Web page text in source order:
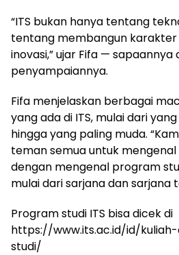
“ITS bukan hanya tentang
tentang membangun
inovasi,” ujar Fifa — sapaannya
penyampaiannya.
Fifa menjelaskan berbagai
yang ada di ITS, mulai dari
hingga yang paling muda.
teman semua untuk mengenal
dengan mengenal program
mulai dari sarjana dan sarjana
Program studi ITS bisa dicek di
https://www.its.ac.id/id/
studi/